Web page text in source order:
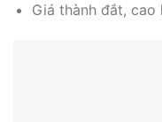
Giá thành đắt,